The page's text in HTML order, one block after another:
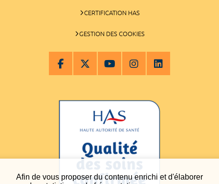
Afin de vous proposer du contenu enrichi et d'élaborer
CERTIFICATION HAS
GESTION DES COOKIES